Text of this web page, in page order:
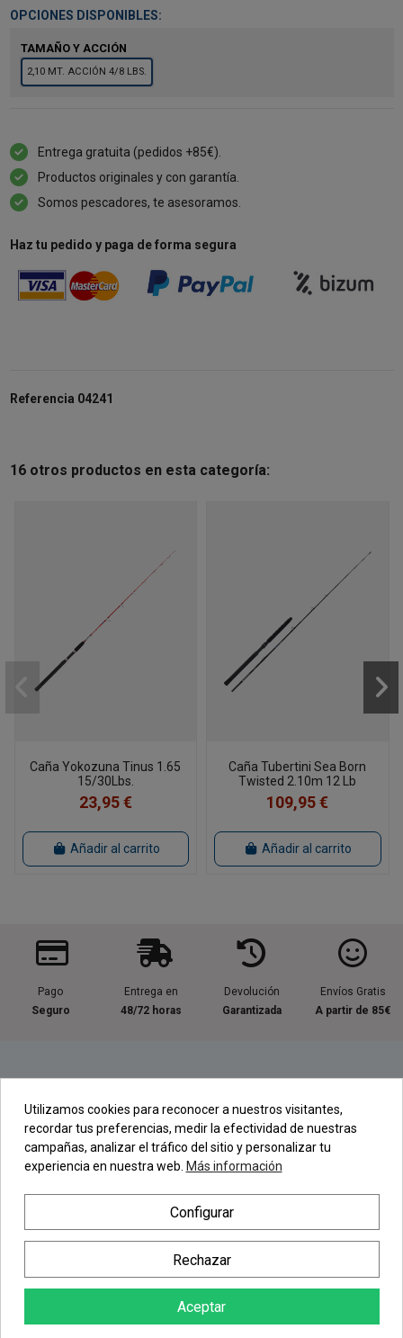
OPCIONES DISPONIBLES:
TAMAÑO Y ACCIÓN
2,10 MT. ACCIÓN 4/8 LBS.
AÑADIR AL CARRITO
Entrega gratuita (pedidos +85€).
Productos originales y con garantía.
Somos pescadores, te asesoramos.
Haz tu pedido y paga de forma segura
Referencia 04241
16 otros productos en esta categoría:
Caña Yokozuna Tinus 1.65
15/30Lbs.
23,95 €
Añadir al carrito
Caña Tubertini Sea Born
Twisted 2.10m 12 Lb
109,95 €
Añadir al carrito
Pago
Seguro
Entrega en
48/72 horas
Devolución
Garantizada
Envíos Gratis
A partir de 85€
Contacta con nosotros
Regístrate en nuestra Newsletter
Newsletter
Utilizamos cookies para reconocer a nuestros visitantes,
recordar tus preferencias, medir la efectividad de nuestras
campañas, analizar el tráfico del sitio y personalizar tu
experiencia en nuestra web. Más información
Configurar
Rechazar
Aceptar